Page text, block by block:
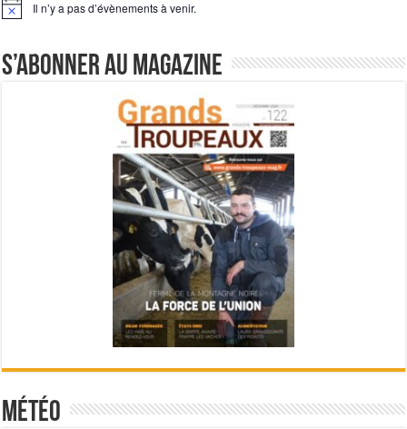
Notice Il n’y a pas d’évènements à venir.
S’abonner au magazine
Météo